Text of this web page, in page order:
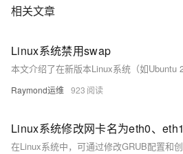
相关文章
Linux系统禁用swap
Raymond运维 923
Linux系统修改网卡名为eth0、eth1